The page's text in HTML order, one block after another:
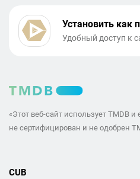
Установить как
Удобный доступ к
«Этот веб-сайт использует TMDB
не сертифицирован и не одобрен
CUB